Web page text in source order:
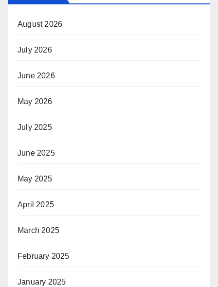
August 2026
July 2026
June 2026
May 2026
July 2025
June 2025
May 2025
April 2025
March 2025
February 2025
January 2025